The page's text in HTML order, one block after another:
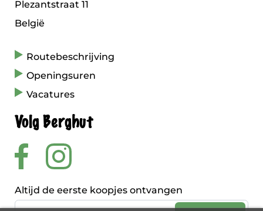
Plezantstraat 11
België
Routebeschrijving
Openingsuren
Vacatures
Volg Berghut
Altijd de eerste koopjes ontvangen